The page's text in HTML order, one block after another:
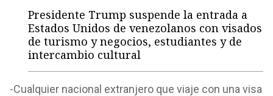
Presidente Trump suspende la entrada a
Estados Unidos de venezolanos con visados
de turismo y negocios, estudiantes y de
intercambio cultural
-Cualquier nacional extranjero que viaje con una visa